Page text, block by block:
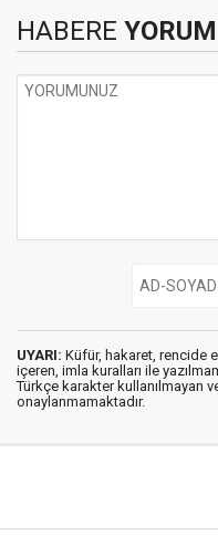
HABERE
UYARI: Küfür, hakaret, rencide
içeren, imla kuralları ile
Türkçe karakter kullanılmayan
onaylanmamaktadır.